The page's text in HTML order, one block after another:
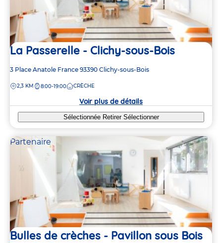
La Passerelle - Clichy-sous-Bois
Adresse
la
3 Place Anatole France 93390 Clichy-sous-Bois
DISTANCE
2,3 KM 8:00-19:00 CRÈCHE
Voir plus de détails
Sélectionnée Retirer Sélectionner
Partenaire
Bulles de crèches - Pavillon sous Bois